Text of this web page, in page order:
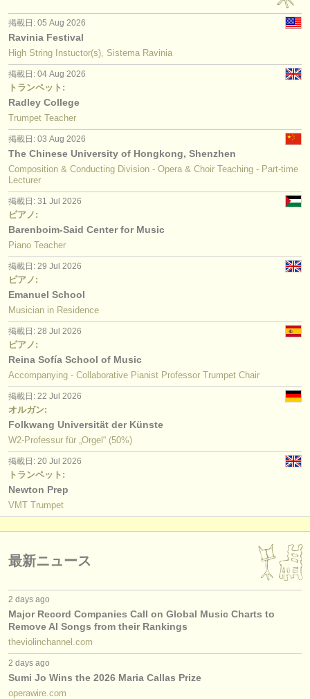
掲載日: 05 Aug 2026
Ravinia Festival
High String Instuctor(s), Sistema Ravinia
掲載日: 04 Aug 2026
トランペット:
Radley College
Trumpet Teacher
掲載日: 03 Aug 2026
The Chinese University of Hongkong, Shenzhen
Composition & Conducting Division - Opera & Choir Teaching - Part-time
Lecturer
掲載日: 31 Jul 2026
ピアノ:
Barenboim-Said Center for Music
Piano Teacher
掲載日: 29 Jul 2026
ピアノ:
Emanuel School
Musician in Residence
掲載日: 28 Jul 2026
ピアノ:
Reina Sofía School of Music
Accompanying - Collaborative Pianist Professor Trumpet Chair
掲載日: 22 Jul 2026
オルガン:
Folkwang Universität der Künste
W2-Professur für „Orgel“ (50%)
掲載日: 20 Jul 2026
トランペット:
Newton Prep
VMT Trumpet
最新ニュース
2 days ago
Major Record Companies Call on Global Music Charts to
Remove AI Songs from their Rankings
theviolinchannel.com
2 days ago
Sumi Jo Wins the 2026 Maria Callas Prize
operawire.com